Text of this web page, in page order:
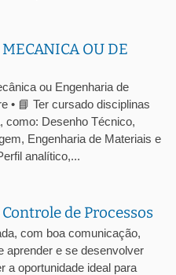
OU DE
ou Engenharia de
• 📘 Ter cursado disciplinas
como: Desenho Técnico,
Engenharia de Materiais e
analítico,...
de Processos
com boa comunicação,
aprender e se desenvolver
a oportunidade ideal para